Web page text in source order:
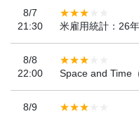
8/7
21:30
米雇用統計：26
8/8
22:00
Space and Time
8/9